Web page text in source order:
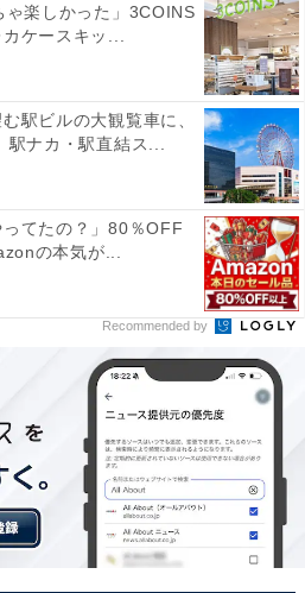
ゃ楽しかった」3COINS
ケースキッ...
駅ビルの大観覧車に、
ナカ・駅直結ス...
ってたの？」80％OFF
の本気が...
Recommended by